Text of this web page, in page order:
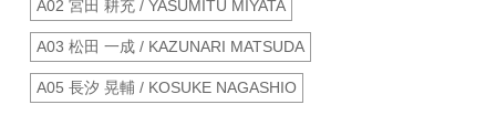
A02 宮田 耕充 / YASUMITU MIYATA
A03 松田 一成 / KAZUNARI MATSUDA
A05 長汐 晃輔 / KOSUKE NAGASHIO